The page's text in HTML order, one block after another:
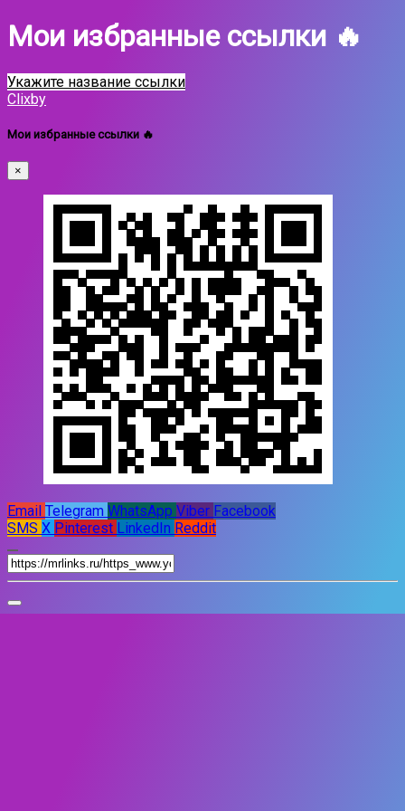
Мои избранные ссылки 🔥
Укажите название ссылки
Clixby
Мои избранные ссылки 🔥
×
Email Telegram WhatsApp Viber Facebook
SMS X Pinterest LinkedIn Reddit